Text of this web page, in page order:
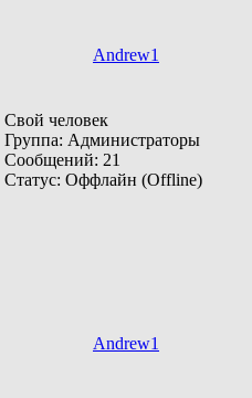
Andrew1
Свой человек
Группа: Администраторы
Сообщений: 21
Статус: Оффлайн (Offline)
Andrew1